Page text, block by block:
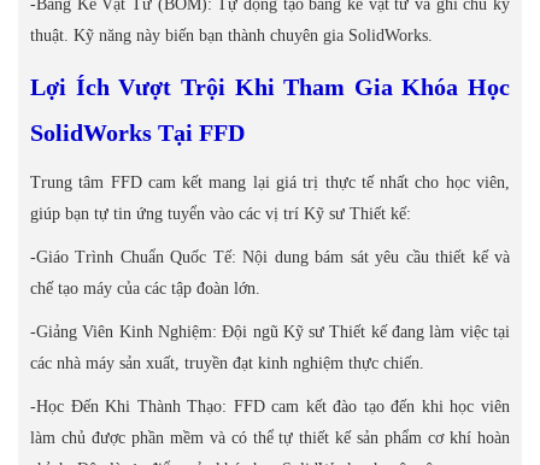
-Bảng Kê Vật Tư (BOM): Tự động tạo bảng kê vật tư và ghi chú kỹ
thuật. Kỹ năng này biến bạn thành chuyên gia SolidWorks.
Lợi Ích Vượt Trội Khi Tham Gia Khóa Học
SolidWorks Tại FFD
Trung tâm FFD cam kết mang lại giá trị thực tế nhất cho học viên,
giúp bạn tự tin ứng tuyển vào các vị trí Kỹ sư Thiết kế:
-Giáo Trình Chuẩn Quốc Tế: Nội dung bám sát yêu cầu thiết kế và
chế tạo máy của các tập đoàn lớn.
-Giảng Viên Kinh Nghiệm: Đội ngũ Kỹ sư Thiết kế đang làm việc tại
các nhà máy sản xuất, truyền đạt kinh nghiệm thực chiến.
-Học Đến Khi Thành Thạo: FFD cam kết đào tạo đến khi học viên
làm chủ được phần mềm và có thể tự thiết kế sản phẩm cơ khí hoàn